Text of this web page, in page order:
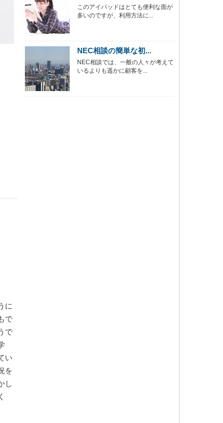
に
で
で
い
を
し
このアイパッドはとても便利な面が
多いのですが、利用方法に...
NEC相談の簡単な初...
NEC相談では、一般の人々が考えて
いるよりも遥かに顧客を...